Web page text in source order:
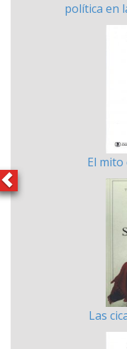
política en
El
Las